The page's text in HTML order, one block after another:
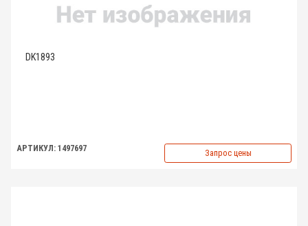
DK1893
АРТИКУЛ: 1497697 Запрос цены